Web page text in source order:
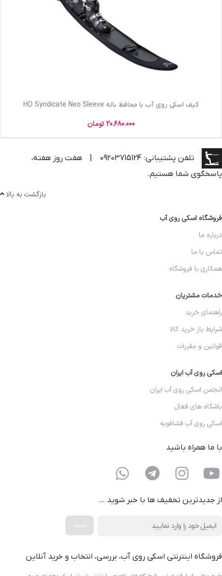
کیف اسکی روی آب با محافظ باله HO Syndicate Neo Sleeve
20.680.000تومان
تلفن پشتیبانی: 09203715124
هفت روز هفته،
پاسخگوی شما هستیم.
بازگشت به بالا
فروشگاه اسکی روی آب
درباره ما
تماس با ما
همکاری با فروشگاه
خدمات مشتریان
راهنمای خرید
شرایط باز خرید کالا
قوانین و مقررات
اسکی روی آب ایران
انجمن اسکی روی آب ایران
باشگاه های فعال
اسکی روی آب فشافویه
با ما همراه باشید
از جدیدترین تخفیف ها با خبر شوید …
فروشگاه اینترنتی اسکی روی آب، بررسی، انتخاب و خرید آنلاین